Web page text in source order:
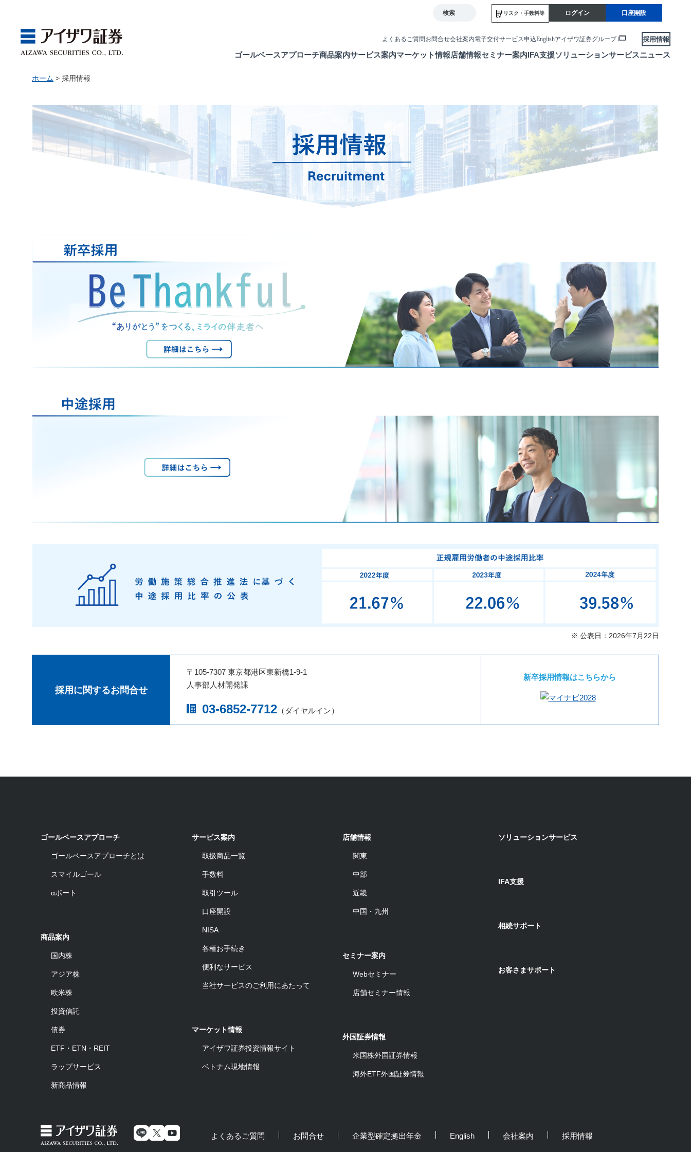
検索 リスク・ 手数料等 ログイン 口座開設
よくあるご質問お問合せ会社案内電子交付サービス申込Englishアイザワ証券グループ 採用情報
ゴールベースアプローチ
GBA
ゴールベースアプローチ
スマイルゴール
αポート
商品案内
Products
商品案内
アジア株
欧米株
投資信託
ETF・ETN・REIT
ラップサービス
新商品情報
サービス案内
Service
サービス案内
取扱商品一覧
手数料
NISA制度
便利なサービス
当社サービスのご利用にあたって
マーケット情報
Market
マーケット情報
ベトナム現地情報
店舗情報
Store
店舗情報
中部
近畿
中国・九州
セミナー案内
Seminar
セミナー案内
店舗セミナー情報
IFA支援ソリューションサービスニュース
ホーム > 採用情報
※ 公表日：2026年7月22日
採用に関するお問合せ
〒105-7307 東京都港区東新橋1-9-1
人事部人材開発課
03-6852-7712（ダイヤルイン）
新卒採用情報はこちらから
ゴールベースアプローチ
ゴールベースアプローチとは
スマイルゴール
αポート
商品案内
国内株
アジア株
欧米株
投資信託
債券
ETF・ETN・REIT
ラップサービス
新商品情報
サービス案内
取扱商品一覧
手数料
取引ツール
口座開設
NISA
各種お手続き
便利なサービス
当社サービスのご利用にあたって
マーケット情報
アイザワ証券投資情報サイト
ベトナム現地情報
店舗情報
関東
中部
近畿
中国・九州
セミナー案内
Webセミナー
店舗セミナー情報
外国証券情報
米国株外国証券情報
海外ETF外国証券情報
ソリューションサービス
IFA支援
相続サポート
お客さまサポート
よくあるご質問 お問合せ 企業型確定拠出年金 English 会社案内 採用情報